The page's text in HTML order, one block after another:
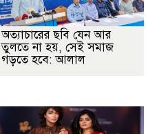
অত্যাচারের ছবি যেন আর
তুলতে না হয়, সেই সমাজ
গড়তে হবে: আলাল